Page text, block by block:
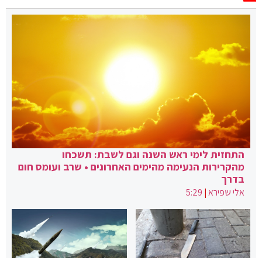
התחזית לימי ראש השנה וגם לשבת: תשכחו
מהקרירות הנעימה מהימים האחרונים • שרב ועומס חום
בדרך
אלי שפירא|
5:29